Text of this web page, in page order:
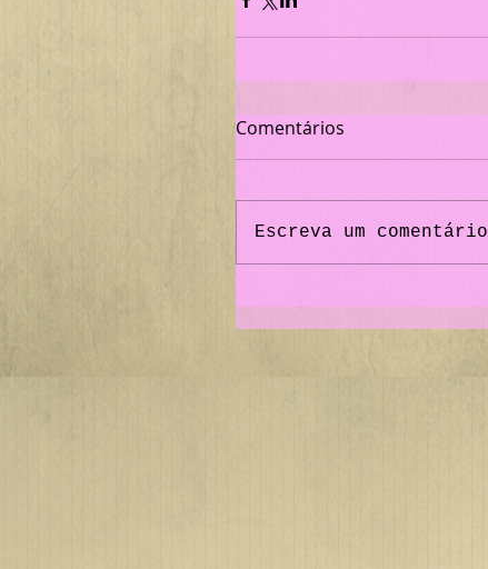
Comentários
Escreva um comentário